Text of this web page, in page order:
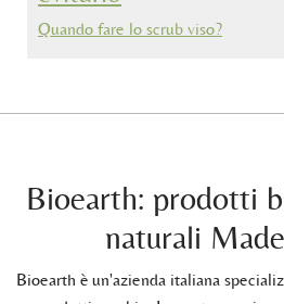
Quando fare lo scrub viso?
Bioearth: prodotti
naturali
Bioearth è un'azienda italiana